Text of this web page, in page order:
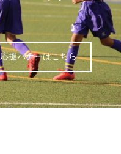
応援バナーはこちら